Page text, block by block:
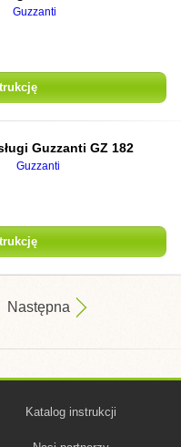
Guzzanti
Guzzanti GZ 182
Guzzanti
Następna
Katalog instrukcji